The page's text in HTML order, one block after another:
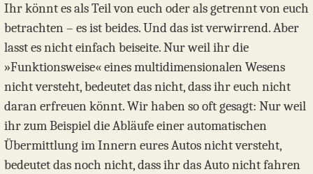
Ihr könnt es als Teil von euch oder als getrennt von euch
betrachten – es ist beides. Und das ist verwirrend. Aber
lasst es nicht einfach beiseite. Nur weil ihr die
»Funktionsweise« eines multidimensionalen Wesens
nicht versteht, bedeutet das nicht, dass ihr euch nicht
daran erfreuen könnt. Wir haben so oft gesagt: Nur weil
ihr zum Beispiel die Abläufe einer automatischen
Übermittlung im Innern eures Autos nicht versteht,
bedeutet das noch nicht, dass ihr das Auto nicht fahren